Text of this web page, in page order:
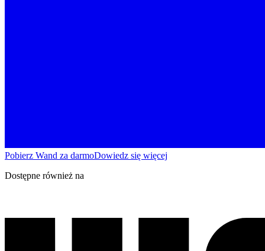
Pobierz Wand za darmoDowiedz się więcej
Dostępne również na